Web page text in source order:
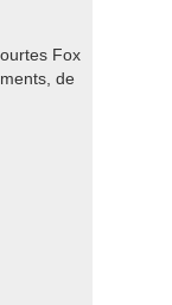
Fox
de